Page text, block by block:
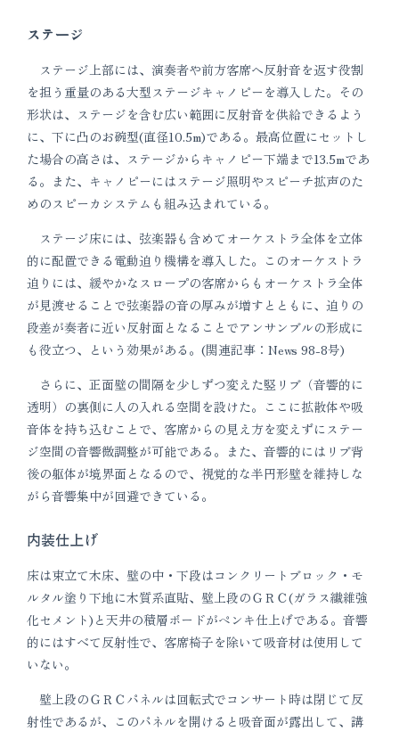
ステージ
ステージ上部には、演奏者や前方客席へ反射音を返す役割
を担う重量のある大型ステージキャノピーを導入した。その
形状は、ステージを含む広い範囲に反射音を供給できるよう
に、下に凸のお碗型(直径10.5m)である。最高位置にセットし
た場合の高さは、ステージからキャノピー下端まで13.5mであ
る。また、キャノピーにはステージ照明やスピーチ拡声のた
めのスピーカシステムも組み込まれている。
ステージ床には、弦楽器も含めてオーケストラ全体を立体
的に配置できる電動迫り機構を導入した。このオーケストラ
迫りには、緩やかなスロープの客席からもオーケストラ全体
が見渡せることで弦楽器の音の厚みが増すとともに、迫りの
段差が奏者に近い反射面となることでアンサンブルの形成に
も役立つ、という効果がある。(関連記事：News 98-8号)
さらに、正面壁の間隔を少しずつ変えた竪リブ（音響的に
透明）の裏側に人の入れる空間を設けた。ここに拡散体や吸
音体を持ち込むことで、客席からの見え方を変えずにステー
ジ空間の音響微調整が可能である。また、音響的にはリブ背
後の躯体が境界面となるので、視覚的な半円形壁を維持しな
がら音響集中が回避できている。
内装仕上げ
床は束立て木床、壁の中・下段はコンクリートブロック・モ
ルタル塗り下地に木質系直貼、壁上段のＧＲＣ(ガラス繊維強
化セメント)と天井の積層ボードがペンキ仕上げである。音響
的にはすべて反射性で、客席椅子を除いて吸音材は使用して
いない。
壁上段のＧＲＣパネルは回転式でコンサート時は閉じて反
射性であるが、このパネルを開けると吸音面が露出して、講